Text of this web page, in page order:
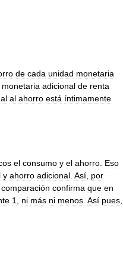
de cada unidad monetaria
monetaria adicional de renta
al ahorro está íntimamente
el consumo y el ahorro Eso
y ahorro adicional Así por
comparación confirma que en
1 ni más ni menos Así pues